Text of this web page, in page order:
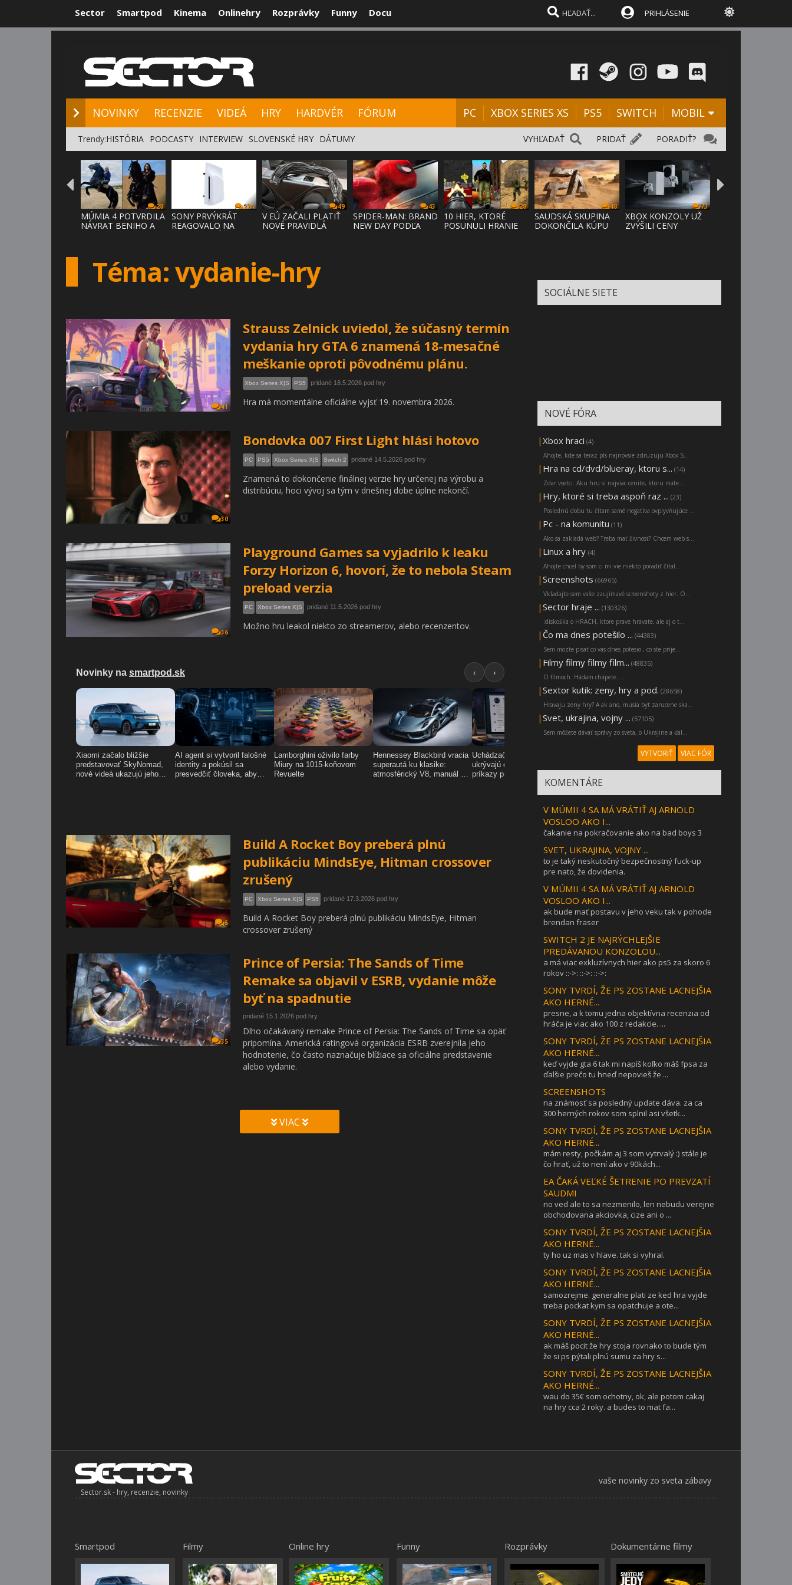
Sector Smartpod Kinema Onlinehry Rozprávky Funny Docu PRIHLÁSENIE
NOVINKY RECENZIE VIDEÁ HRY HARDVÉR FÓRUM PC XBOX SERIES XS PS5 SWITCH MOBIL
PORADIŤ?
PRIDAŤ
VYHĽADAŤ
Trendy:HISTÓRIA PODCASTY INTERVIEW SLOVENSKÉ HRY DÁTUMY
28
MÚMIA 4 POTVRDILA
NÁVRAT BENIHO A
274
SONY PRVÝKRÁT
REAGOVALO NA
49
V EÚ ZAČALI PLATIŤ
NOVÉ PRAVIDLÁ
43
SPIDER-MAN: BRAND
NEW DAY PODĽA
28
10 HIER, KTORÉ
POSUNULI HRANIE
48
SAUDSKÁ SKUPINA
DOKONČILA KÚPU
73
XBOX KONZOLY UŽ
ZVÝŠILI CENY
Téma: vydanie-hry
41
Strauss Zelnick uviedol, že súčasný termín
vydania hry GTA 6 znamená 18-mesačné
meškanie oproti pôvodnému plánu.
Xbox Series X|S PS5 pridané 18.5.2026 pod hry
Hra má momentálne oficiálne vyjsť 19. novembra 2026.
30
Bondovka 007 First Light hlási hotovo
PC PS5 Xbox Series X|S Switch 2 pridané 14.5.2026 pod hry
Znamená to dokončenie finálnej verzie hry určenej na výrobu a
distribúciu, hoci vývoj sa tým v dnešnej dobe úplne nekončí.
36
Playground Games sa vyjadrilo k leaku
Forzy Horizon 6, hovorí, že to nebola Steam
preload verzia
PC Xbox Series X|S pridané 11.5.2026 pod hry
Možno hru leakol niekto zo streamerov, alebo recenzentov.
5
Build A Rocket Boy preberá plnú
publikáciu MindsEye, Hitman crossover
zrušený
PC Xbox Series X|S PS5 pridané 17.3.2026 pod hry
Build A Rocket Boy preberá plnú publikáciu MindsEye, Hitman
crossover zrušený
35
Prince of Persia: The Sands of Time
Remake sa objavil v ESRB, vydanie môže
byť na spadnutie
pridané 15.1.2026 pod hry
Dlho očakávaný remake Prince of Persia: The Sands of Time sa opäť
pripomína. Americká ratingová organizácia ESRB zverejnila jeho
hodnotenie, čo často naznačuje blížiace sa oficiálne predstavenie
alebo vydanie.
VIAC
SOCIÁLNE SIETE
NOVÉ FÓRA
| Xbox hraci (4)
Ahojte, kde sa teraz pls najnovsie zdruzuju Xbox S...
| Hra na cd/dvd/blueray, ktoru s... (14)
Zdar vsetci. Aku hru si najviac cenite, ktoru mate...
| Hry, ktoré si treba aspoň raz ... (23)
Poslednú dobu tu čítam samé negatíva ovplyvňujúce ...
| Pc - na komunitu (11)
Ako sa zakladá web? Treba mať živnosť? Chcem web s...
| Linux a hry (4)
Ahojte chcel by som ci mi vie niekto poradiť čítal...
| Screenshots (66965)
Vkladajte sem vaše zaujímavé screenshoty z hier. O...
| Sector hraje ... (130326)
:diskoška o HRACH, ktore prave hravate, ale aj o t...
| Čo ma dnes potešilo ... (44383)
Sem mozte pisat co vas dnes potesio , co ste prije...
| Filmy filmy filmy film... (48835)
O filmoch. Hádam chápete....
| Sextor kutik: zeny, hry a pod. (28658)
Hravaju zeny hry? A ak ano, musia byt zarucene ska...
| Svet, ukrajina, vojny ... (57105)
Sem môžete dávať správy zo sveta, o Ukrajine a ďal...
VYTVORIŤ VIAC FÓR
KOMENTÁRE
V MÚMII 4 SA MÁ VRÁTIŤ AJ ARNOLD
VOSLOO AKO I...
čakanie na pokračovanie ako na bad boys 3
SVET, UKRAJINA, VOJNY ...
to je taký neskutočný bezpečnostný fuck-up
pre nato, že dovidenia.
V MÚMII 4 SA MÁ VRÁTIŤ AJ ARNOLD
VOSLOO AKO I...
ak bude mať postavu v jeho veku tak v pohode
brendan fraser
SWITCH 2 JE NAJRÝCHLEJŠIE
PREDÁVANOU KONZOLOU...
a má viac exkluzívnych hier ako ps5 za skoro 6
rokov ::->: ::->: ::->:
SONY TVRDÍ, ŽE PS ZOSTANE LACNEJŠIA
AKO HERNÉ...
presne, a k tomu jedna objektívna recenzia od
hráča je viac ako 100 z redakcie. ...
SONY TVRDÍ, ŽE PS ZOSTANE LACNEJŠIA
AKO HERNÉ...
keď vyjde gta 6 tak mi napíš koľko máš fpsa za
ďalšie prečo tu hneď nepovieš že ...
SCREENSHOTS
na známosť sa posledný update dáva. za ca
300 herných rokov som splnil asi všetk...
SONY TVRDÍ, ŽE PS ZOSTANE LACNEJŠIA
AKO HERNÉ...
mám resty, počkám aj 3 som vytrvalý :) stále je
čo hrať, už to není ako v 90kách...
EA ČAKÁ VEĽKÉ ŠETRENIE PO PREVZATÍ
SAUDMI
no ved ale to sa nezmenilo, len nebudu verejne
obchodovana akciovka, cize ani o ...
SONY TVRDÍ, ŽE PS ZOSTANE LACNEJŠIA
AKO HERNÉ...
ty ho uz mas v hlave. tak si vyhral.
SONY TVRDÍ, ŽE PS ZOSTANE LACNEJŠIA
AKO HERNÉ...
samozrejme. generalne plati ze ked hra vyjde
treba pockat kym sa opatchuje a ote...
SONY TVRDÍ, ŽE PS ZOSTANE LACNEJŠIA
AKO HERNÉ...
ak máš pocit že hry stoja rovnako to bude tým
že si ps pýtali plnú sumu za hry s...
SONY TVRDÍ, ŽE PS ZOSTANE LACNEJŠIA
AKO HERNÉ...
wau do 35€ som ochotny, ok, ale potom cakaj
na hry cca 2 roky. a budes to mat fa...
vaše novinky zo sveta zábavy
Sector.sk - hry, recenzie, novinky
Smartpod Filmy Online hry Funny Rozprávky Dokumentárne filmy